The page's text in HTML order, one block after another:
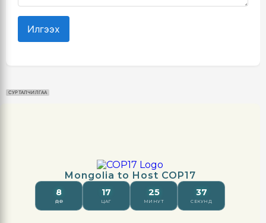
Илгээх
СУРТАЛЧИЛГАА